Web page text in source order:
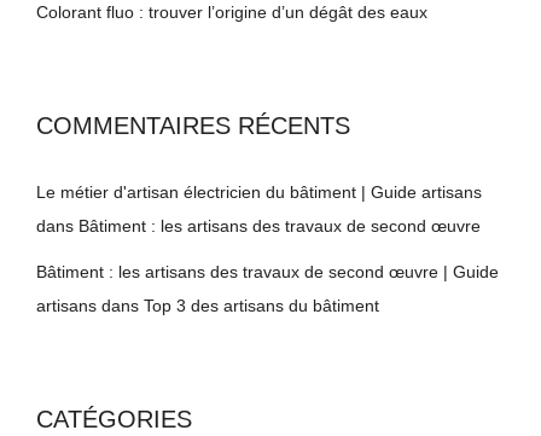
Colorant fluo : trouver l’origine d’un dégât des eaux
COMMENTAIRES RÉCENTS
Le métier d'artisan électricien du bâtiment | Guide artisans
dans Bâtiment : les artisans des travaux de second œuvre
Bâtiment : les artisans des travaux de second œuvre | Guide
artisans dans Top 3 des artisans du bâtiment
CATÉGORIES